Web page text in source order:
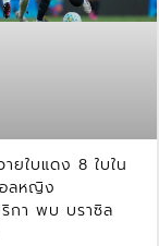
ยใบแดง 8 ใบใน
ลหญิง
กา พบ บราซิล